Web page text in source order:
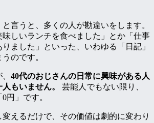
と言うと、多くの人が勘違いをします。
味しいランチを食べました」とか「仕事
ました」といった、いわゆる「日記」
のです。
40代のおじさんの日常に興味がある人
もいません。
芸能人でもない限り、
円」です。
えるだけで、その価値は劇的に変わり